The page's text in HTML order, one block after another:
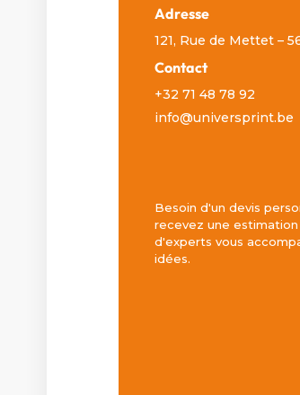
Adresse
121, Rue de Mettet –
Contact
+32 71 48 78 92
info@universprint.be
Besoin d'un devis
recevez une
d'experts vous
idées.